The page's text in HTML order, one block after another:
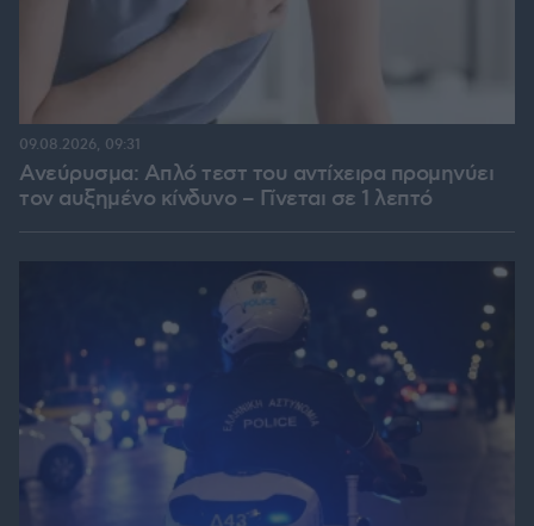
Ανεύρυσμα: Απλό τεστ του αντίχειρα προμηνύει
τον αυξημένο κίνδυνο – Γίνεται σε 1 λεπτό
09.08.2026, 09:31